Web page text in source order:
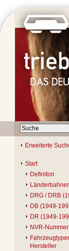
Erweiterte
Start
Definiton
DRG / DRB
DB (1949-
DR (1949-
NVR-
Hersteller